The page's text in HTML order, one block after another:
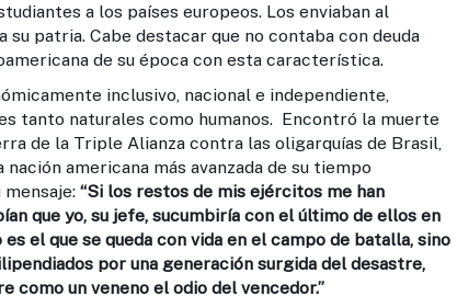
a los países europeos. Los enviaban al
patria. Cabe destacar que no contaba con deuda
de su época con esta característica.
inclusivo, nacional e independiente,
tanto naturales como humanos. Encontró la muerte
de la Triple Alianza contra las oligarquías de Brasil,
americana más avanzada de su tiempo
mensaje: “Si los restos de mis ejércitos me han
que yo, su jefe, sucumbiría con el último de ellos en
el que se queda con vida en el campo de batalla, sino
por una generación surgida del desastre,
como un veneno el odio del vencedor.”